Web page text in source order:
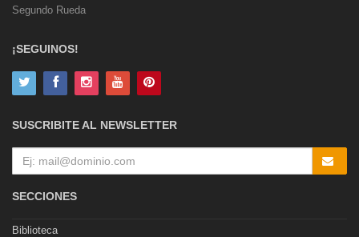
Segundo Rueda
¡SEGUINOS!
SUSCRIBITE AL NEWSLETTER
SECCIONES
Biblioteca